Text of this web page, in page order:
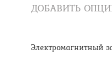
ДОБАВИТЬ
Электромагнитный